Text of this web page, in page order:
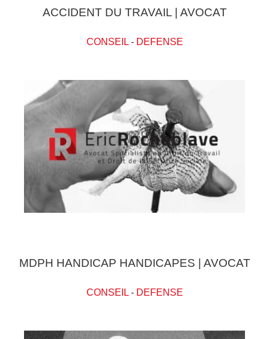
ACCIDENT DU TRAVAIL | AVOCAT
CONSEIL- DEFENSE
MDPH HANDICAP HANDICAPES | AVOCAT
CONSEIL- DEFENSE